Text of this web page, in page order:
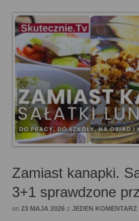
Zamiast kanapki.
3+1 sprawdzone
on 23 MAJA 2026 z JEDEN KOMENTARZ